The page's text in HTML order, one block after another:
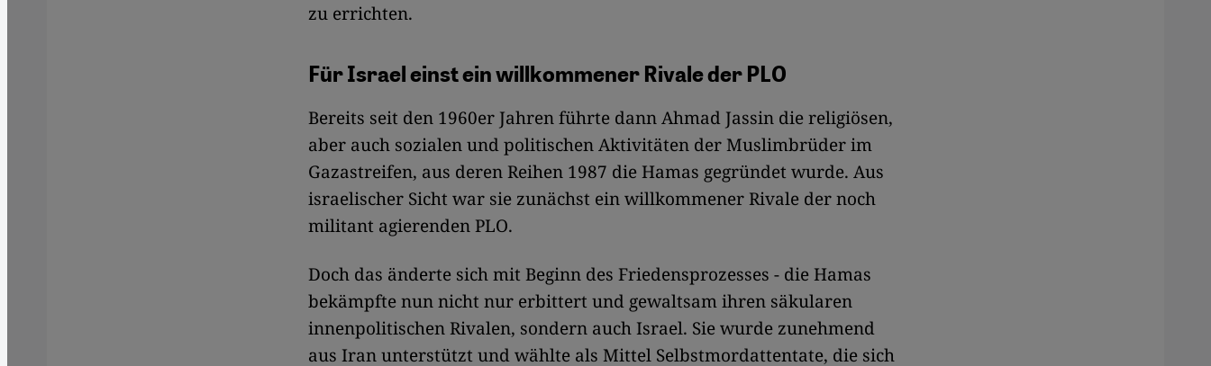
zu errichten.
Für Israel einst ein willkommener Rivale der PLO
Bereits seit den 1960er Jahren führte dann Ahmad Jassin die religiösen,
aber auch sozialen und politischen Aktivitäten der Muslimbrüder im
Gazastreifen, aus deren Reihen 1987 die Hamas gegründet wurde. Aus
israelischer Sicht war sie zunächst ein willkommener Rivale der noch
militant agierenden PLO.
Doch das änderte sich mit Beginn des Friedensprozesses - die Hamas
bekämpfte nun nicht nur erbittert und gewaltsam ihren säkularen
innenpolitischen Rivalen, sondern auch Israel. Sie wurde zunehmend
aus Iran unterstützt und wählte als Mittel Selbstmordattentate, die sich